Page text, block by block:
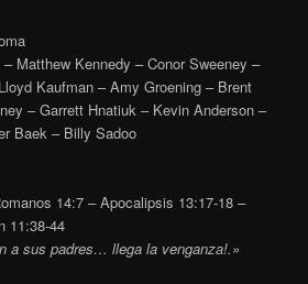
Matthew Kennedy – Conor Sweeney –
Kaufman – Amy Groening – Brent
– Garrett Hnatiuk – Kevin Anderson –
Baek – Billy Sadoo
14:7 – Apocalipsis 13:17-18 –
11:38-44
a sus padres… llega la venganza!.»